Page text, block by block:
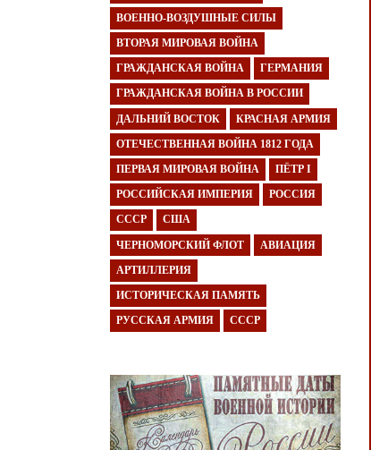
ВОЕННО-ВОЗДУШНЫЕ СИЛЫ
ВТОРАЯ МИРОВАЯ ВОЙНА
ГРАЖДАНСКАЯ ВОЙНА ГЕРМАНИЯ
ГРАЖДАНСКАЯ ВОЙНА В РОССИИ
ДАЛЬНИЙ ВОСТОК КРАСНАЯ АРМИЯ
ОТЕЧЕСТВЕННАЯ ВОЙНА 1812 ГОДА
ПЕРВАЯ МИРОВАЯ ВОЙНА ПЁТР I
РОССИЙСКАЯ ИМПЕРИЯ РОССИЯ
СССР США
ЧЕРНОМОРСКИЙ ФЛОТ АВИАЦИЯ
АРТИЛЛЕРИЯ
ИСТОРИЧЕСКАЯ ПАМЯТЬ
РУССКАЯ АРМИЯ СССР